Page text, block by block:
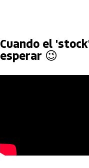
Cuando el
esperar 😉